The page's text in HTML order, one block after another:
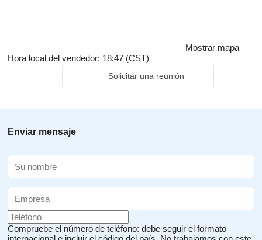
Mostrar mapa
Hora local del vendedor: 18:47 (CST)
Solicitar una reunión
Enviar mensaje
Compruebe el número de teléfono: debe seguir el formato